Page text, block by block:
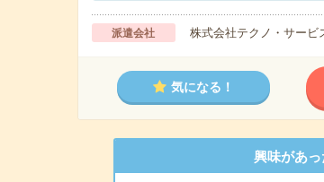
派遣会社 株式会社テクノ・サービ
気になる！
興味があ